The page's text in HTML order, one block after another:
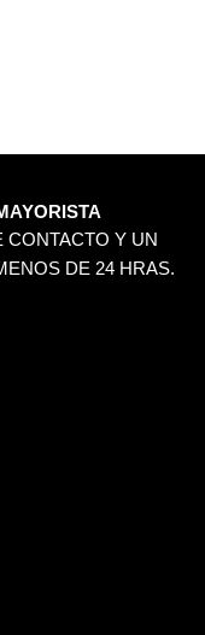
CONTACTO Y UN
DE 24 HRAS.